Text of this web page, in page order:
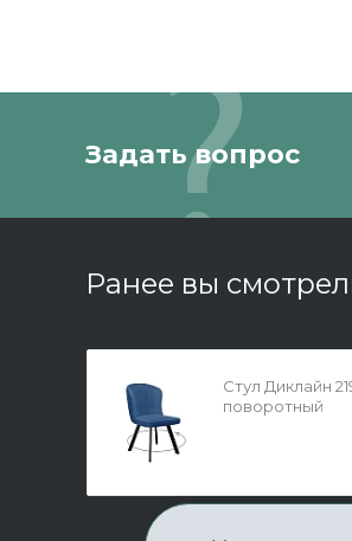
Задать вопрос
Ранее вы
Стул Диклайн
поворотный